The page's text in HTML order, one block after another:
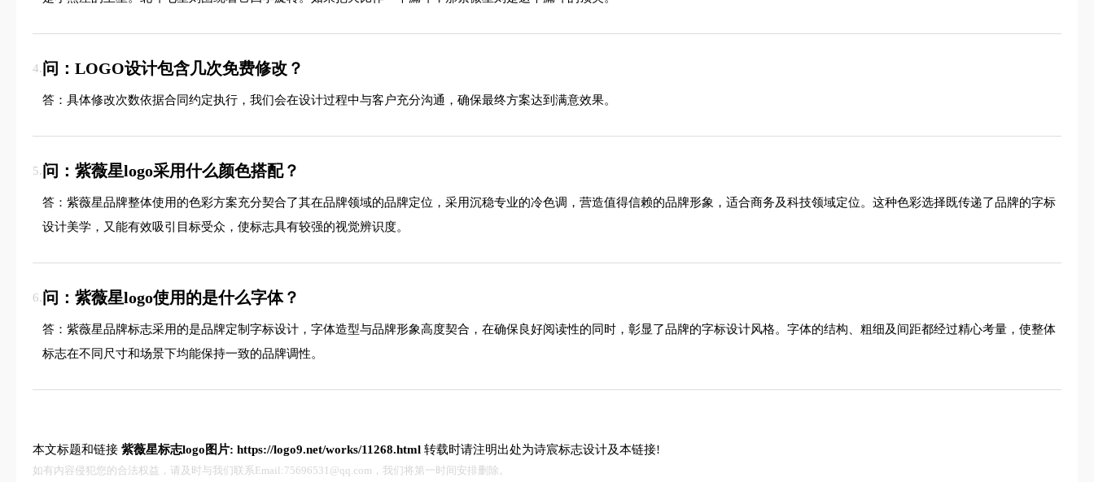
4.问：LOGO设计包含几次免费修改？
答：具体修改次数依据合同约定执行，我们会在设计过程中与客户充分沟通，确保最终方案达到满意效果。
5.问：紫薇星logo采用什么颜色搭配？
答：紫薇星品牌整体使用的色彩方案充分契合了其在品牌领域的品牌定位，采用沉稳专业的冷色调，营造值得信赖的品牌形象，适合商务及科技领域定位。这种色彩选择既传递了品牌的字标
设计美学，又能有效吸引目标受众，使标志具有较强的视觉辨识度。
6.问：紫薇星logo使用的是什么字体？
答：紫薇星品牌标志采用的是品牌定制字标设计，字体造型与品牌形象高度契合，在确保良好阅读性的同时，彰显了品牌的字标设计风格。字体的结构、粗细及间距都经过精心考量，使整体
标志在不同尺寸和场景下均能保持一致的品牌调性。
本文标题和链接 紫薇星标志logo图片: https://logo9.net/works/11268.html 转载时请注明出处为诗宸标志设计及本链接!
如有内容侵犯您的合法权益，请及时与我们联系Email:75696531@qq.com，我们将第一时间安排删除。